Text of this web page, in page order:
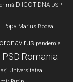
crimă DIICOT DNA DSP
Popa Marius Bodea
pandemie
PSD Romania
Universitatea